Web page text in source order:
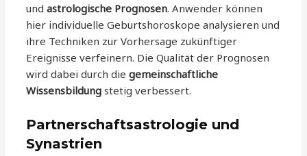
undastrologische Prognosen. Anwender können
hier individuelle Geburtshoroskope analysieren und
ihre Techniken zur Vorhersage zukünftiger
Ereignisse verfeinern. Die Qualität der Prognosen
wird dabei durch diegemeinschaftliche
Wissensbildung stetig verbessert.
Partnerschaftsastrologie und
Synastrien